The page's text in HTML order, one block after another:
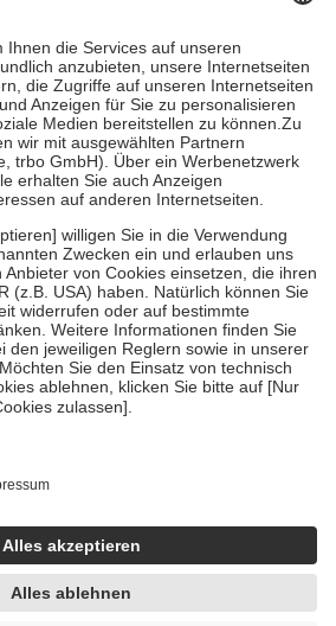
sind jedoch nie mehr als die tatsächlichen
auch für Online-Apotheken.
Krankenpflege beträgt die
Kosten sowie zehn Euro je
für ihre eigene Gesundheit zu
Stellung der Familie zu unterstützen,
an bei:
bis zum vollendeten 18. Lebensjahr
und Früherkennung, die von der
dass es sich um echte Bewertungen
hc/de/articles/4419944605341
wurden unter Zuhilfenahme künstlicher